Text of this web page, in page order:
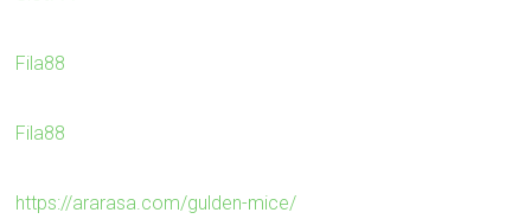
Fila88
Fila88
https://ararasa.com/gulden-mice/